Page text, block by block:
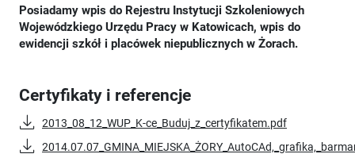
Posiadamy wpis do Rejestru Instytucji Szkoleniowych
Wojewódzkiego Urzędu Pracy w Katowicach, wpis do
ewidencji szkół i placówek niepublicznych w Żorach.
Certyfikaty i referencje
2013_08_12_WUP_K-ce_Buduj_z_certyfikatem.pdf